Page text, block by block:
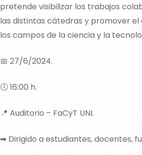
pretende visibilizar los trabajos
las distintas cátedras y promover el
los campos de la ciencia y la
📅 27/6/2024.
🕔 16:00 h.
📍 Auditorio – FaCyT UNI.
➡ Dirigido a estudiantes, docentes,